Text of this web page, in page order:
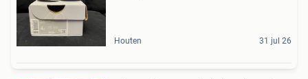
Houten 31 jul 26